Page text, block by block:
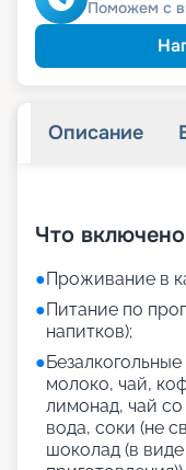
Поможем с
Описание
Что
●Проживание в
●Питание по
напитков);
●
молоко, чай,
лимонад, чай
вода, соки (не
шоколад (в